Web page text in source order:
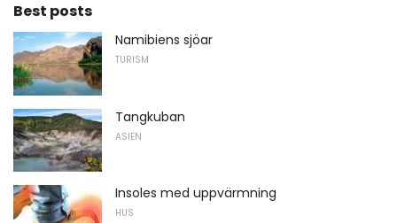
Best posts
Namibiens sjöar
TURISM
Tangkuban
ASIEN
Insoles med uppvärmning
HUS